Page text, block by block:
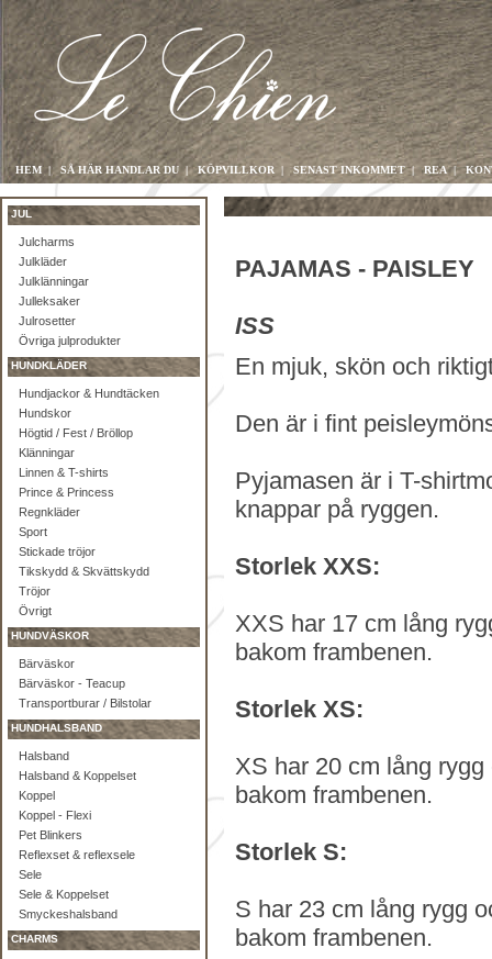
HEM | SÅ HÄR HANDLAR DU |KÖPVILLKOR | SENAST INKOMMET|REA|
JUL
Julcharms
Julkläder
Julklänningar
Julleksaker
Julrosetter
Övriga julprodukter
HUNDKLÄDER
Hundjackor & Hundtäcken
Hundskor
Högtid / Fest / Bröllop
Klänningar
Linnen & T-shirts
Prince & Princess
Regnkläder
Sport
Stickade tröjor
Tikskydd & Skvättskydd
Tröjor
Övrigt
HUNDVÄSKOR
Bärväskor
Bärväskor - Teacup
Transportburar / Bilstolar
HUNDHALSBAND
Halsband
Halsband & Koppelset
Koppel
Koppel - Flexi
Pet Blinkers
Reflexset & reflexsele
Sele
Sele & Koppelset
Smyckeshalsband
CHARMS
PAJAMAS - PAISLEY
ISS
En mjuk, skön och
Den är i fint
Pyjamasen är i T-
knappar på ryggen.
Storlek XXS:
XXS har 17 cm lång
bakom frambenen.
Storlek XS:
XS har 20 cm lång
bakom frambenen.
Storlek S:
S har 23 cm lång rygg
bakom frambenen.